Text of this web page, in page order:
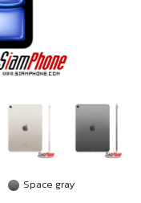
Space gray